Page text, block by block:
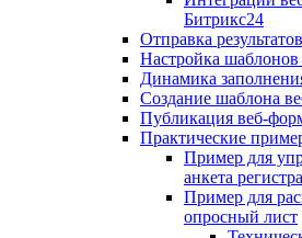
Битрикс24
Отправка
Настройка
Динамика
Создание шаблона
Публикация веб-
Практические
Пример для
анкета
Пример для
опросный лист